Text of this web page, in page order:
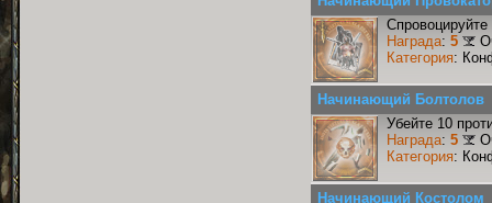
Награда: 5
Категория:
Начинающий Болтолов
Убейте 10
Награда: 5
Категория:
Начинающий Костолом